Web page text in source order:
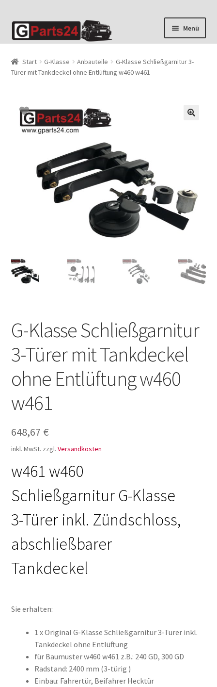
Zur
Navigation
Zum
Inhalt
Menü
Start G-Klasse Anbauteile
G-Klasse Schließgarnitur 3-
Türer mit Tankdeckel ohne Entlüftung w460 w461
G-Klasse Schließgarnitur
3-Türer mit Tankdeckel
ohne Entlüftung w460
w461
648,67 €
inkl. MwSt. zzgl. Versandkosten
w461 w460
Schließgarnitur G-Klasse
3-Türer inkl. Zündschloss,
abschließbarer
Tankdeckel
Sie erhalten:
1 x Original G-Klasse Schließgarnitur 3-Türer inkl.
Tankdeckel ohne Entlüftung
für Baumuster w460 w461 z.B.: 240 GD, 300 GD
Radstand: 2400 mm (3-türig )
Einbau: Fahrertür, Beifahrer Hecktür